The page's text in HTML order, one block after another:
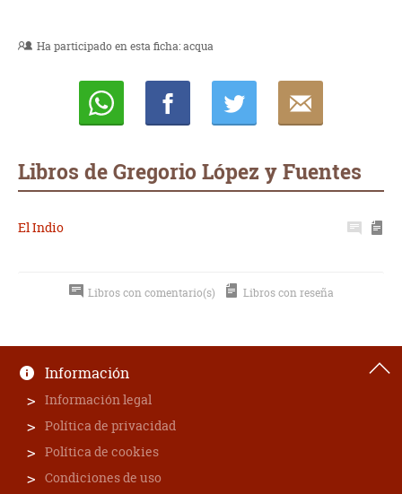
Ha participado en esta ficha:acqua
Libros de Gregorio López y Fuentes
El Indio
Libros con comentario(s) Libros con reseña
Información
Información legal
Política de privacidad
Política de cookies
Condiciones de uso